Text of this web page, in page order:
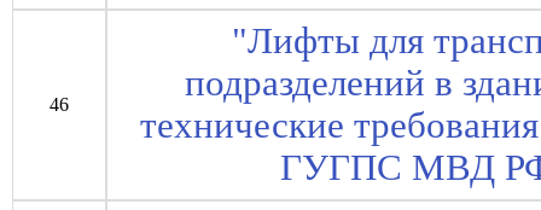
46
"Лифты для
подразделений в
технические
ГУГПС МВД РФ